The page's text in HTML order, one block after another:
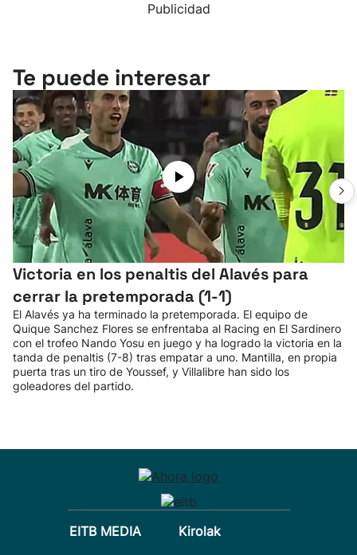
Publicidad
Te puede interesar
Victoria en los penaltis del Alavés para
cerrar la pretemporada (1-1)
El Alavés ya ha terminado la pretemporada. El equipo de
Quique Sanchez Flores se enfrentaba al Racing en El Sardinero
con el trofeo Nando Yosu en juego y ha logrado la victoria en la
tanda de penaltis (7-8) tras empatar a uno. Mantilla, en propia
puerta tras un tiro de Youssef, y Villalibre han sido los
goleadores del partido.
EITB MEDIA
Kirolak